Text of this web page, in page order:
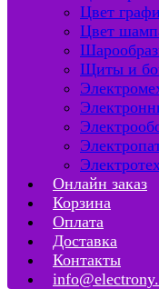
Цвет
Цвет
Щиты и
Онлайн заказ
Корзина
Оплата
Доставка
Контакты